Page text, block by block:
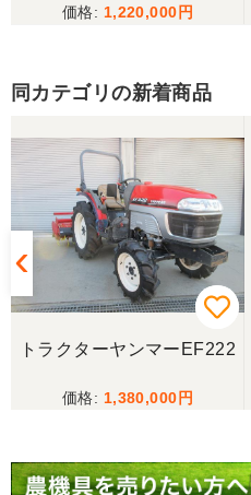
感謝致しております。
ーカーのサービス工
で、これから活躍して
整備費用が嵩んでしま
農機という事で致し方
茨城県／こうちゃん
迅速な対応、丁寧な
した、感謝しています
遠い所から早速の運搬
1,220,000
同カテゴリの新着商品
トラクターヤンマーEF222
1,380,000